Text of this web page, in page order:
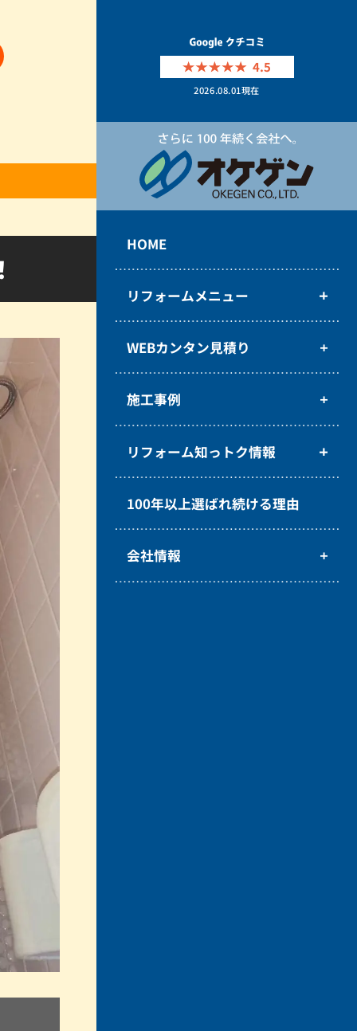
4.5
2026.08.01現在
HOME
リフォームメニュー
WEBカンタン見積り
施工事例
リフォーム知っトク情報
100年以上選ばれ続ける理由
会社情報